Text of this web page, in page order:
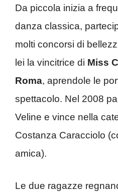
Da piccola inizia a
danza classica,
molti concorsi di
lei la vincitrice di Miss
Roma, aprendole le
spettacolo. Nel 2008
Veline e vince nella
Costanza Caracciolo
amica).
Le due ragazze